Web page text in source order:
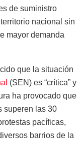
de suministro
nacional sin
mayor demanda
que la situación
(SEN) es “crítica” y
ha provocado que
superen las 30
pacíficas,
barrios de la